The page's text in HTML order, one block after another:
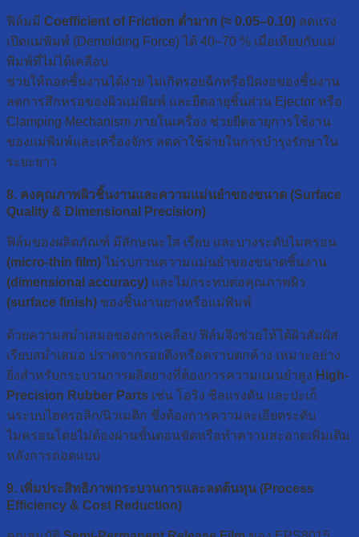
ฟิล์มมี Coefficient of Friction ต่ำมาก (≈ 0.05–0.10) ลดแรง
เปิดแม่พิมพ์ (Demolding Force) ได้ 40–70 % เมื่อเทียบกับแม่
พิมพ์ที่ไม่ได้เคลือบ
ช่วยให้ถอดชิ้นงานได้ง่าย ไม่เกิดรอยฉีกหรือบิดงอของชิ้นงาน
ลดการสึกหรอของผิวแม่พิมพ์ และยืดอายุชิ้นส่วน Ejector หรือ
Clamping Mechanism ภายในเครื่อง ช่วยยืดอายุการใช้งาน
ของแม่พิมพ์และเครื่องจักร ลดค่าใช้จ่ายในการบำรุงรักษาใน
ระยะยาว
8. คงคุณภาพผิวชิ้นงานและความแม่นยำของขนาด (Surface
Quality & Dimensional Precision)
ฟิล์มของผลิตภัณฑ์ มีลักษณะใส เรียบ และบางระดับไมครอน
(micro-thin film) ไม่รบกวนความแม่นยำของขนาดชิ้นงาน
(dimensional accuracy) และไม่กระทบต่อคุณภาพผิว
(surface finish) ของชิ้นงานยางหรือแม่พิมพ์
ด้วยความสม่ำเสมอของการเคลือบ ฟิล์มจึงช่วยให้ได้ผิวสัมผัส
เรียบสม่ำเสมอ ปราศจากรอยดึงหรือคราบตกค้าง เหมาะอย่าง
ยิ่งสำหรับกระบวนการผลิตยางที่ต้องการความแม่นยำสูง High-
Precision Rubber Parts เช่น โอริง ซีลแรงดัน และปะเก็
นระบบไฮดรอลิก/นิวเมติก ซึ่งต้องการความละเอียดระดับ
ไมครอนโดยไม่ต้องผ่านขั้นตอนขัดหรือทำความสะอาดเพิ่มเติม
หลังการถอดแบบ
9. เพิ่มประสิทธิภาพกระบวนการและลดต้นทุน (Process
Efficiency & Cost Reduction)